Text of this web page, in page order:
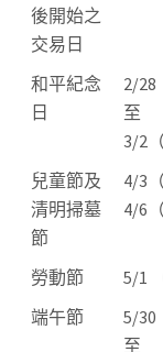
後開始之
交易日
和平紀念
日
2/28
至
3/2
兒童節及
清明掃墓
節
4/3
4/6
勞動節
5/1
端午節
5/30
至